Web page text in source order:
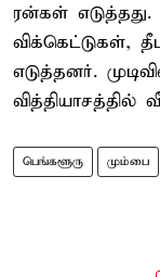
ரன்கள்
விக்கெட்டுகள்,
எடுத்தனர்.
வித்தியாசத்தில்
பெங்களூரு மும்பை